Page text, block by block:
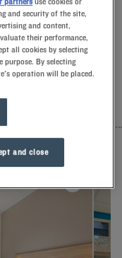
de nuestra
para empezar
la diferencia de
helado para
para volver!
and security of the site,
and content,
their performance,
all cookies by selecting
purpose. By selecting
operation will be placed.
and close